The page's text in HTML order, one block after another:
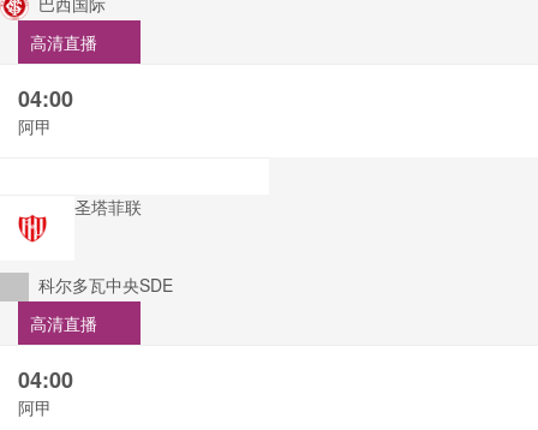
高清直播
04:00
阿甲
圣塔菲联
科尔多瓦中央SDE
高清直播
04:00
阿甲